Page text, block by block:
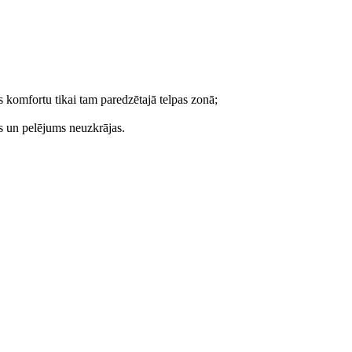
tikai tam paredzētajā telpas zonā;
pelējums neuzkrājas.